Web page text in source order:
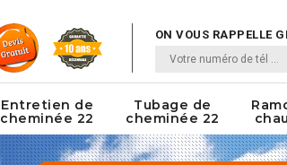
ON VOUS RAPPELLE
Entretien de
cheminée 22
Tubage de
cheminée 22